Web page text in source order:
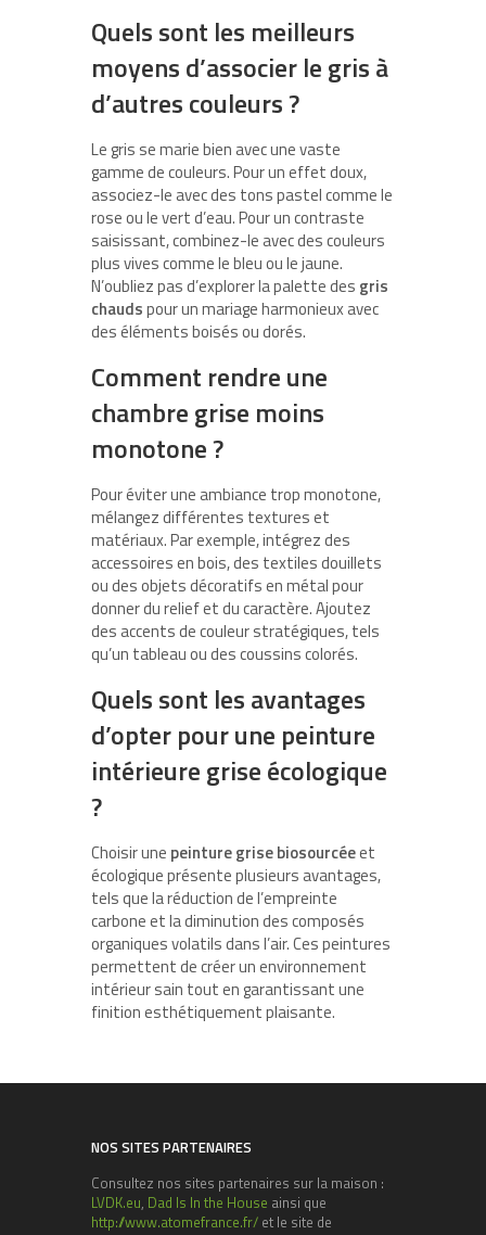
Quels sont les meilleurs
moyens d’associer le gris à
d’autres couleurs ?
Le gris se marie bien avec une vaste
gamme de couleurs. Pour un effet doux,
associez-le avec des tons pastel comme le
rose ou le vert d’eau. Pour un contraste
saisissant, combinez-le avec des couleurs
plus vives comme le bleu ou le jaune.
N’oubliez pas d’explorer la palette des gris
chaudspour un mariage harmonieux avec
des éléments boisés ou dorés.
Comment rendre une
chambre grise moins
monotone ?
Pour éviter une ambiance trop monotone,
mélangez différentes textures et
matériaux. Par exemple, intégrez des
accessoires en bois, des textiles douillets
ou des objets décoratifs en métal pour
donner du relief et du caractère. Ajoutez
des accents de couleur stratégiques, tels
qu’un tableau ou des coussins colorés.
Quels sont les avantages
d’opter pour une peinture
intérieure grise écologique
?
Choisir une peinture grise biosourcéeet
écologique présente plusieurs avantages,
tels que la réduction de l’empreinte
carbone et la diminution des composés
organiques volatils dans l’air. Ces peintures
permettent de créer un environnement
intérieur sain tout en garantissant une
finition esthétiquement plaisante.
NOS SITES PARTENAIRES
Consultez nos sites partenaires sur la maison :
LVDK.eu, Dad Is In the House ainsi que
http://www.atomefrance.fr/ et le site de